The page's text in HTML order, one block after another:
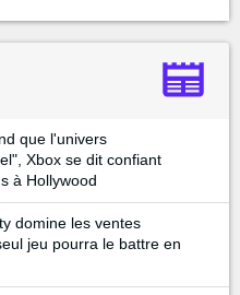
que l'univers
Xbox se dit confiant
à Hollywood
domine les ventes
jeu pourra le battre en